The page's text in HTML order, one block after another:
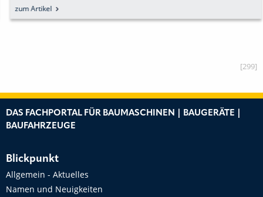
ZEPPELIN NIEDERLASSUNG
FRANKENTHAL
zum Artikel
[299]
DAS FACHPORTAL FÜR BAUMASCHINEN | BAUGERÄTE |
BAUFAHRZEUGE
Blickpunkt
Allgemein - Aktuelles
Namen und Neuigkeiten